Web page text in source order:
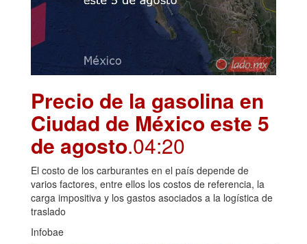
Precio de la gasolina en
Ciudad de México este 5
de agosto.04:20
El costo de los carburantes en el país depende de
varios factores, entre ellos los costos de referencia, la
carga impositiva y los gastos asociados a la logística de
traslado
Infobae